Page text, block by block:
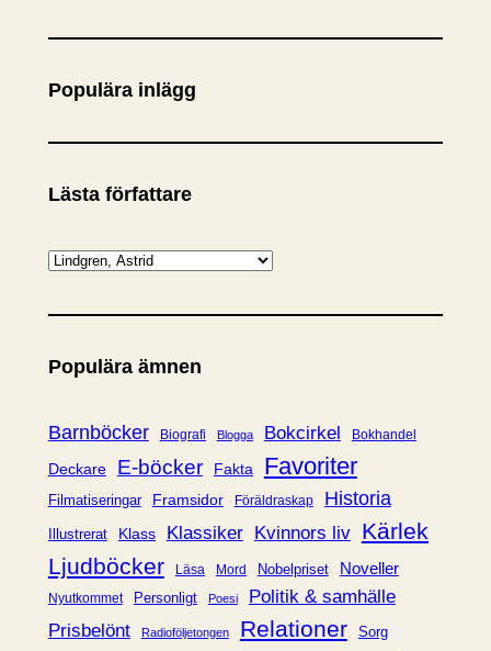
k
Populära inlägg
Lästa författare
K
t
g
r
i
Populära ämnen
Barnböcker Biografi Blogga Bokcirkel Bokhandel
Deckare E-böcker Fakta Favoriter
Filmatiseringar Framsidor Föräldraskap Historia
Illustrerat Klass Klassiker Kvinnors liv Kärlek
Ljudböcker
Läsa Mord Nobelpriset Noveller
Nyutkommet Personligt Poesi
Politik & samhälle
Prisbelönt
Radioföljetongen Relationer Sorg